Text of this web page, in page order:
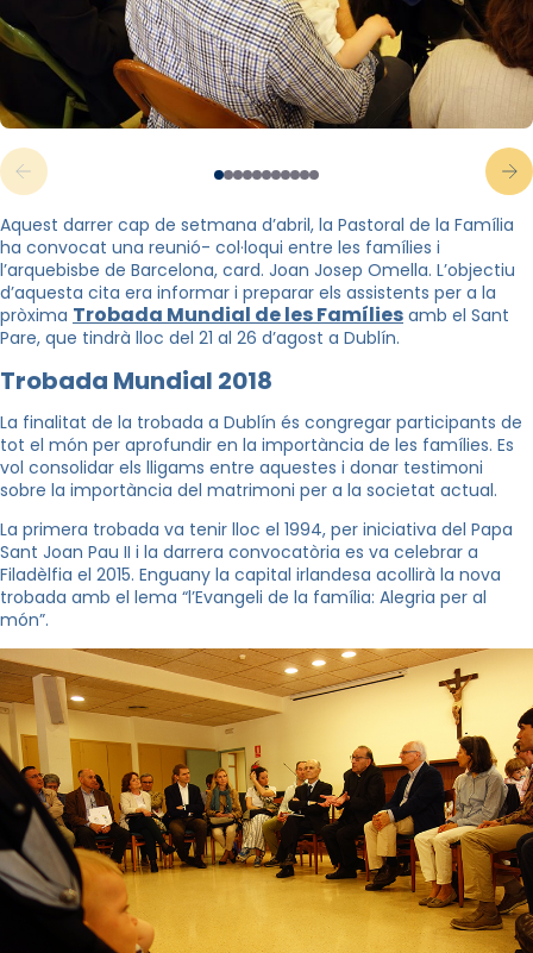
Aquest darrer cap de setmana d’abril, la Pastoral de la Família
ha convocat una reunió- col·loqui entre les famílies i
l’arquebisbe de Barcelona, card. Joan Josep Omella. L’objectiu
d’aquesta cita era informar i preparar els assistents per a la
pròxima Trobada Mundial de les Famílies amb el Sant
Pare, que tindrà lloc del 21 al 26 d’agost a Dublín.
Trobada Mundial 2018
La finalitat de la trobada a Dublín és congregar participants de
tot el món per aprofundir en la importància de les famílies. Es
vol consolidar els lligams entre aquestes i donar testimoni
sobre la importància del matrimoni per a la societat actual.
La primera trobada va tenir lloc el 1994, per iniciativa del Papa
Sant Joan Pau II i la darrera convocatòria es va celebrar a
Filadèlfia el 2015. Enguany la capital irlandesa acollirà la nova
trobada amb el lema “l’Evangeli de la família: Alegria per al
món”.